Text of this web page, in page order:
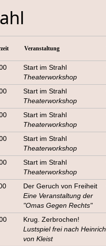
Veranstaltung
Start im Strahl
Theaterworkshop
Start im Strahl
Theaterworkshop
Start im Strahl
Theaterworkshop
Start im Strahl
Theaterworkshop
Start im Strahl
Theaterworkshop
Der Geruch von Freiheit
Eine Veranstaltung der
"Omas Gegen Rechts"
Krug. Zerbrochen!
Lustspiel frei nach Heinrich
von Kleist